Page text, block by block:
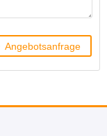
Angebotsanfrage